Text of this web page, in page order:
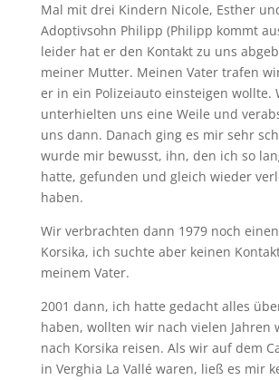
Mal mit drei Kindern Nicole, Esther
Adoptivsohn Philipp (Philipp kommt
leider hat er den Kontakt zu uns
meiner Mutter. Meinen Vater trafen
er in ein Polizeiauto einsteigen wollte.
unterhielten uns eine Weile und
uns dann. Danach ging es mir sehr
wurde mir bewusst, ihn, den ich so
hatte, gefunden und gleich wieder
haben.
Wir verbrachten dann 1979 noch
Korsika, ich suchte aber keinen
meinem Vater.
2001 dann, ich hatte gedacht alles
haben, wollten wir nach vielen Jahren
nach Korsika reisen. Als wir auf dem
in Verghia La Vallé waren, ließ es mir